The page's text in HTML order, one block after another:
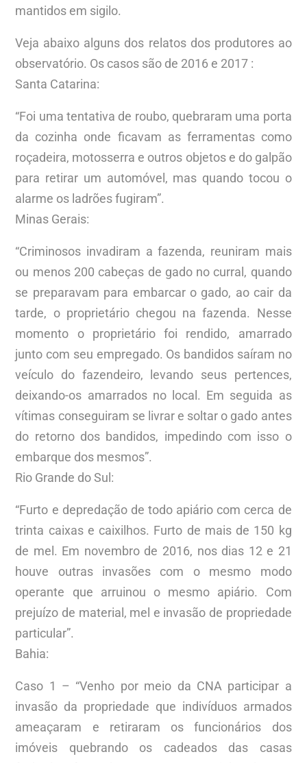
mantidos em sigilo.
Veja abaixo alguns dos relatos dos produtores ao
observatório. Os casos são de 2016 e 2017 :
Santa Catarina:
“Foi uma tentativa de roubo, quebraram uma porta
da cozinha onde ficavam as ferramentas como
roçadeira, motosserra e outros objetos e do galpão
para retirar um automóvel, mas quando tocou o
alarme os ladrões fugiram”.
Minas Gerais:
“Criminosos invadiram a fazenda, reuniram mais
ou menos 200 cabeças de gado no curral, quando
se preparavam para embarcar o gado, ao cair da
tarde, o proprietário chegou na fazenda. Nesse
momento o proprietário foi rendido, amarrado
junto com seu empregado. Os bandidos saíram no
veículo do fazendeiro, levando seus pertences,
deixando-os amarrados no local. Em seguida as
vítimas conseguiram se livrar e soltar o gado antes
do retorno dos bandidos, impedindo com isso o
embarque dos mesmos”.
Rio Grande do Sul:
“Furto e depredação de todo apiário com cerca de
trinta caixas e caixilhos. Furto de mais de 150 kg
de mel. Em novembro de 2016, nos dias 12 e 21
houve outras invasões com o mesmo modo
operante que arruinou o mesmo apiário. Com
prejuízo de material, mel e invasão de propriedade
particular”.
Bahia:
Caso 1 – “Venho por meio da CNA participar a
invasão da propriedade que indivíduos armados
ameaçaram e retiraram os funcionários dos
imóveis quebrando os cadeados das casas